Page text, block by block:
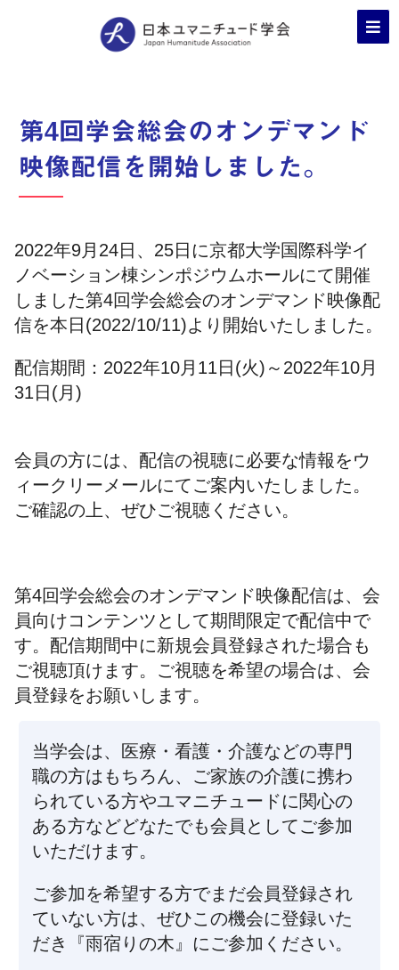
第4回学会総会のオンデマンド
映像配信を開始しました。
2022年9月24日、25日に京都大学国際科学イ
ノベーション棟シンポジウムホールにて開催
しました第4回学会総会のオンデマンド映像配
信を本日(2022/10/11)より開始いたしました。
配信期間：2022年10月11日(火)～2022年10月
31日(月)
会員の方には、配信の視聴に必要な情報をウ
ィークリーメールにてご案内いたしました。
ご確認の上、ぜひご視聴ください。
第4回学会総会のオンデマンド映像配信は、会
員向けコンテンツとして期間限定で配信中で
す。配信期間中に新規会員登録された場合も
ご視聴頂けます。ご視聴を希望の場合は、会
員登録をお願いします。
当学会は、医療・看護・介護などの専門
職の方はもちろん、ご家族の介護に携わ
られている方やユマニチュードに関心の
ある方などどなたでも会員としてご参加
いただけます。
ご参加を希望する方でまだ会員登録され
ていない方は、ぜひこの機会に登録いた
だき『雨宿りの木』にご参加ください。